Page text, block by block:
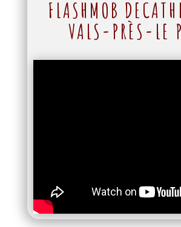
FLASHMOB
VALS-PRÈS-LE